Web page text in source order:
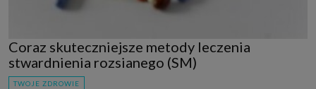
Coraz skuteczniejsze metody leczenia
stwardnienia rozsianego (SM)
TWOJE ZDROWIE